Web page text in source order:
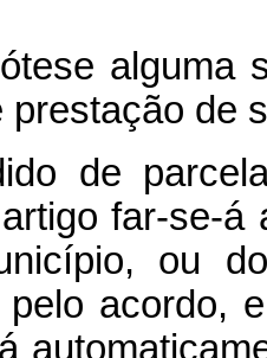
alguma
prestação de
de
far-se-á
ou
pelo acordo,